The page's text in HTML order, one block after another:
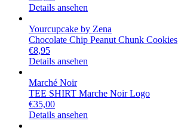
Details ansehen
Yourcupcake by Zena
Chocolate Chip Peanut Chunk Cookies
€8,95
Details ansehen
Marché Noir
TEE SHIRT Marche Noir Logo
€35,00
Details ansehen